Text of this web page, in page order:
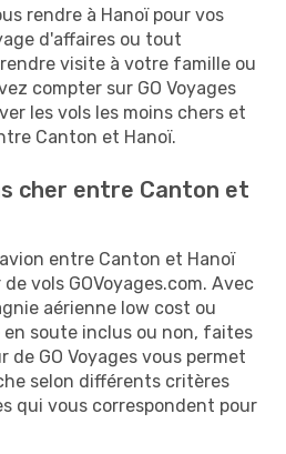
rendre à Hanoï pour vos
d'affaires ou tout
visite à votre famille ou
compter sur GO Voyages
les vols les moins chers et
Canton et Hanoï.
cher entre Canton et
entre Canton et Hanoï
vols GOVoyages.com. Avec
aérienne low cost ou
soute inclus ou non, faites
de GO Voyages vous permet
selon différents critères
qui vous correspondent pour